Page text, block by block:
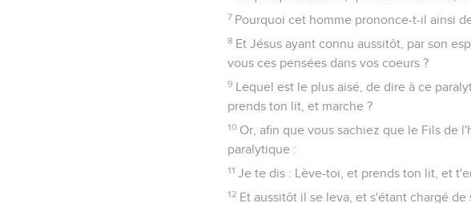
7 Pourquoi cet homme prononce-t-il ainsi
8 Et Jésus ayant connu aussitôt, par son
vous ces pensées dans vos coeurs ?
9 Lequel est le plus aisé, de dire à ce
prends ton lit, et marche ?
10 Or, afin que vous sachiez que le Fils de
paralytique :
11 Je te dis : Lève-toi, et prends ton lit, et
12 Et aussitôt il se leva, et s'étant chargé